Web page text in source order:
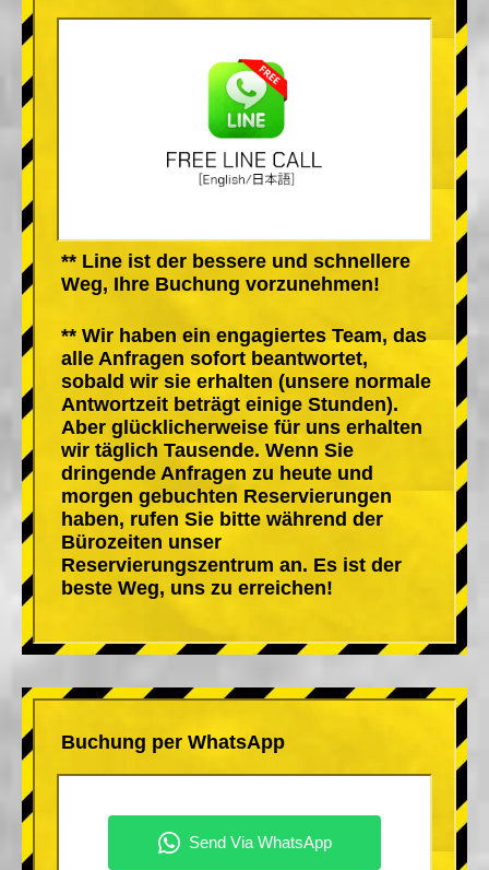
** Line ist der bessere und schnellere
Weg, Ihre Buchung vorzunehmen!
** Wir haben ein engagiertes Team, das
alle Anfragen sofort beantwortet,
sobald wir sie erhalten (unsere normale
Antwortzeit beträgt einige Stunden).
Aber glücklicherweise für uns erhalten
wir täglich Tausende. Wenn Sie
dringende Anfragen zu heute und
morgen gebuchten Reservierungen
haben, rufen Sie bitte während der
Bürozeiten unser
Reservierungszentrum an. Es ist der
beste Weg, uns zu erreichen!
Buchung per WhatsApp